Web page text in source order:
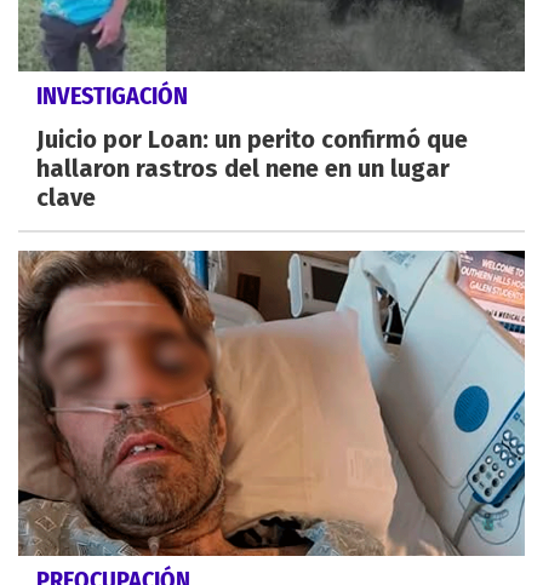
INVESTIGACIÓN
Juicio por Loan: un perito confirmó que
hallaron rastros del nene en un lugar
clave